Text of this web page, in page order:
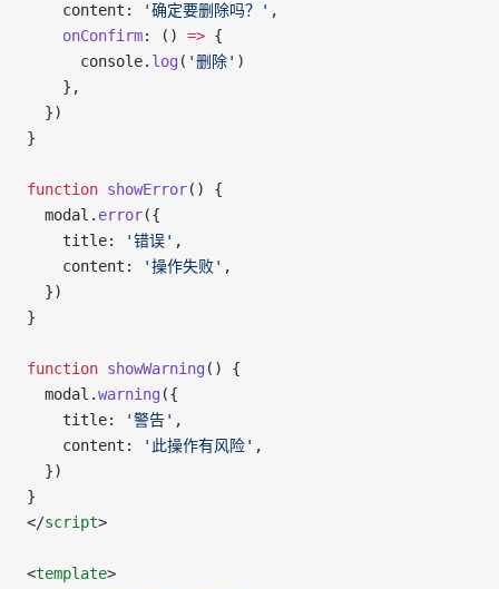
    content:
'确定要删除吗？' ,
    onConfirm
: () => {
      console.
log ( '删除' )
    },
  })
}
function showError() {
  modal.
error({
    title:
'错误' ,
    content:
'操作失败' ,
  })
}
function showWarning () {
  modal.
warning ({
    title:
'警告' ,
    content:
'此操作有风险' ,
  })
}
</script>
<template>